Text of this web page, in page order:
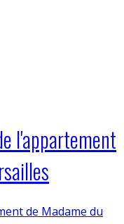
l'appartement